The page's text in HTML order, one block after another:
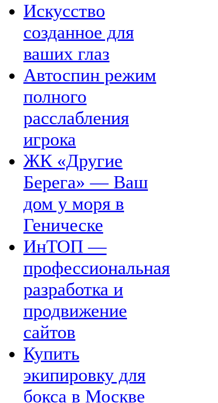
Искусство
созданное для
ваших глаз
Автоспин режим
полного
расслабления
игрока
ЖК «Другие
Берега» — Ваш
дом у моря в
Геническе
ИнТОП —
профессиональная
разработка и
продвижение
сайтов
Купить
экипировку для
бокса в Москве